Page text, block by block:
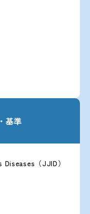
基準
（JJID）